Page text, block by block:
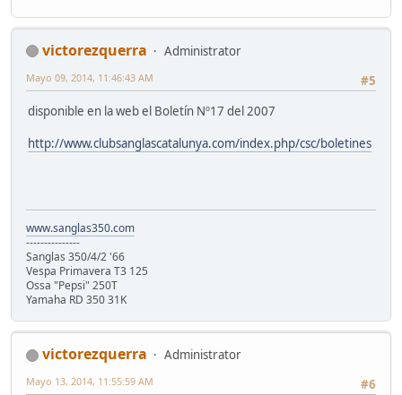
victorezquerra
Administrator
#5
Mayo 09, 2014, 11:46:43 AM
disponible en la web el Boletín Nº17 del 2007
http://www.clubsanglascatalunya.com/index.php/csc/boletines
www.sanglas350.com
---------------
Sanglas 350/4/2 '66
Vespa Primavera T3 125
Ossa "Pepsi" 250T
Yamaha RD 350 31K
victorezquerra
Administrator
#6
Mayo 13, 2014, 11:55:59 AM